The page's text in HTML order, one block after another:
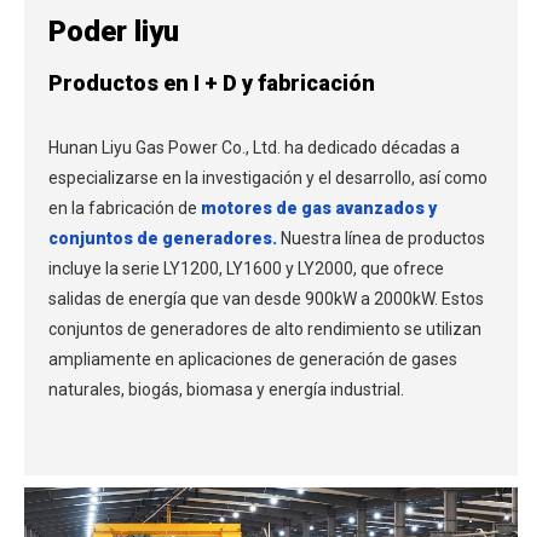
Poder liyu
Productos en I + D y fabricación
Hunan Liyu Gas Power Co., Ltd. ha dedicado décadas a
especializarse en la investigación y el desarrollo, así como
en la fabricación de motores de gas avanzados y
conjuntos de generadores. Nuestra línea de productos
incluye la serie LY1200, LY1600 y LY2000, que ofrece
salidas de energía que van desde 900kW a 2000kW. Estos
conjuntos de generadores de alto rendimiento se utilizan
ampliamente en aplicaciones de generación de gases
naturales, biogás, biomasa y energía industrial.